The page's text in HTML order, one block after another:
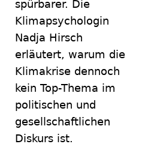
spürbarer. Die
Klimapsychologin
Nadja Hirsch
erläutert, warum die
Klimakrise dennoch
kein Top-Thema im
politischen und
gesellschaftlichen
Diskurs ist.